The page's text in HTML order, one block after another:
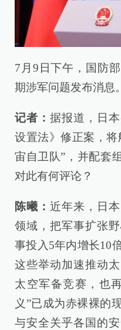
7月9日下午，国防
期涉军问题发布消息。
记者： 据报道，日
设置法》修正案，
宙自卫队”，并配套
对此有何评论？
陈曦： 近年来，日
领域，把军事扩张
事投入5年内增长10
这些举动加速推动
太空军备竞赛，也
义”已成为赤裸裸的
与安全关乎各国的